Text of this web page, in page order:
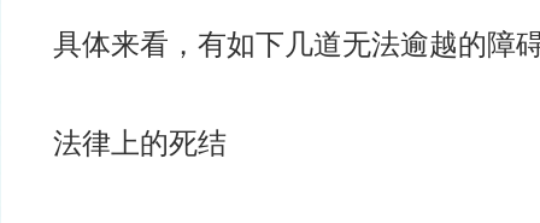
具体来看，有如下几道无法逾越的障
法律上的死结